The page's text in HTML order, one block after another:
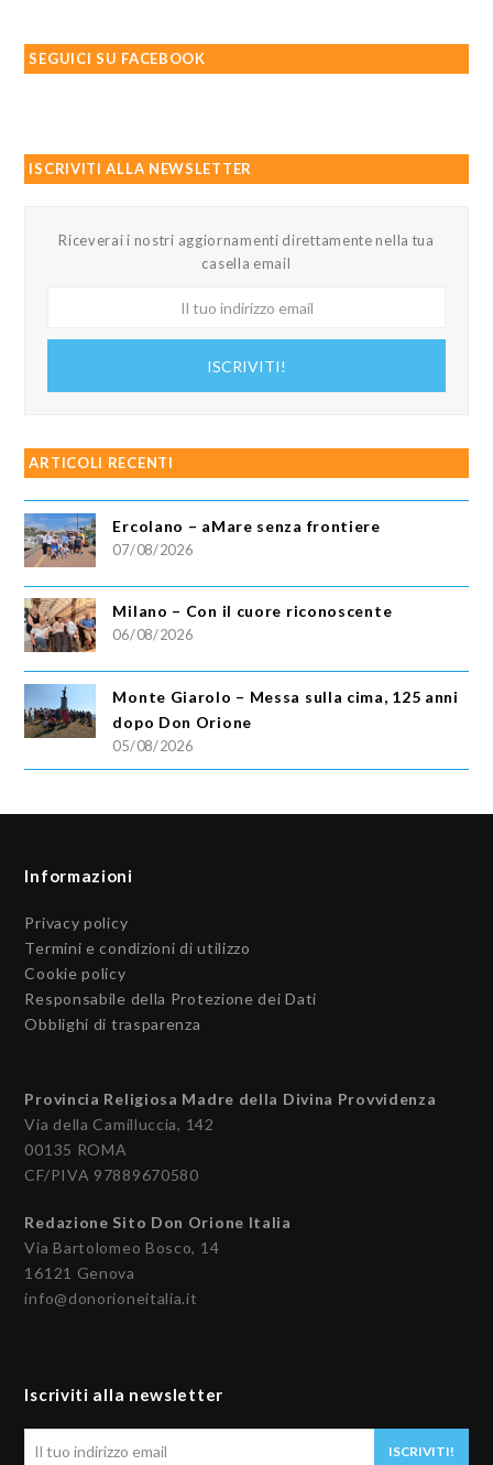
SEGUICI SU FACEBOOK
ISCRIVITI ALLA NEWSLETTER
Riceverai i nostri aggiornamenti direttamente nella tua
casella email
ISCRIVITI!
ARTICOLI RECENTI
Ercolano – aMare senza frontiere
07/08/2026
Milano – Con il cuore riconoscente
06/08/2026
Monte Giarolo – Messa sulla cima, 125 anni
dopo Don Orione
05/08/2026
Informazioni
Privacy policy
Termini e condizioni di utilizzo
Cookie policy
Responsabile della Protezione dei Dati
Obblighi di trasparenza
Provincia Religiosa Madre della Divina Provvidenza
Via della Camilluccia, 142
00135 ROMA
CF/PIVA 97889670580
Redazione Sito Don Orione Italia
Via Bartolomeo Bosco, 14
16121 Genova
info@donorioneitalia.it
Iscriviti alla newsletter
ISCRIVITI!